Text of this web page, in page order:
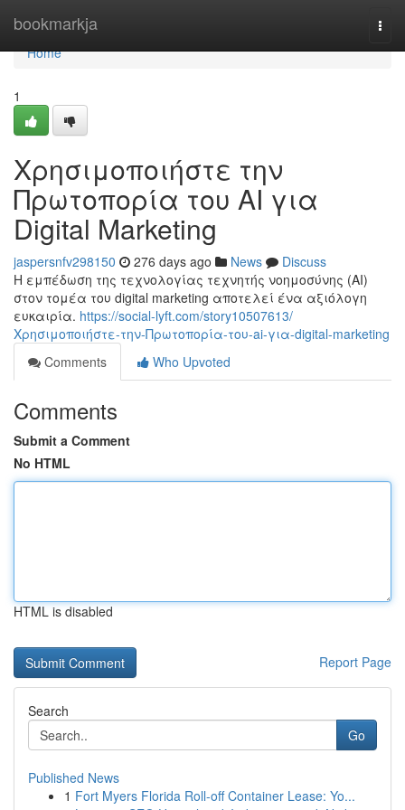
bookmarkja
Home
Home
1
Χρησιμοποιήστε την
Πρωτοπορία του AI για
Digital Marketing
jaspersnfv298150 276 days ago News
Discuss
Η εμπέδωση της τεχνολογίας τεχνητής νοημοσύνης (AI)
στον τομέα του digital marketing αποτελεί ένα αξιόλογη
ευκαιρία. https://social-lyft.com/story10507613/
Χρησιμοποιήστε-την-Πρωτοπορία-του-ai-για-digital-marketing
Comments
Who Upvoted
Comments
Submit a Comment
No HTML
HTML is disabled
Report Page
Search
Go
Published News
1 Fort Myers Florida Roll-off Container Lease: Yo...